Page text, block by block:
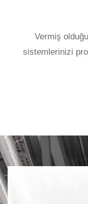
Vermiş
sistemlerinizi